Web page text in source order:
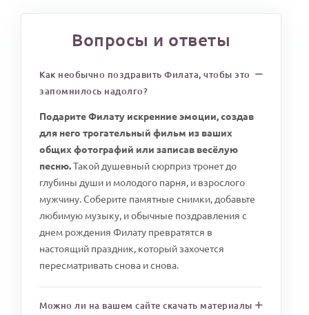
Вопросы и ответы
Как необычно поздравить Филата, чтобы это
запомнилось надолго?
Подарите Филату искренние эмоции, создав
для него трогательный фильм из ваших
общих фотографий или записав весёлую
песню.Такой душевный сюрприз тронет до
глубины души и молодого парня, и взрослого
мужчину. Соберите памятные снимки, добавьте
любимую музыку, и обычные поздравления с
днем рождения Филату превратятся в
настоящий праздник, который захочется
пересматривать снова и снова.
Можно ли на вашем сайте скачать материалы